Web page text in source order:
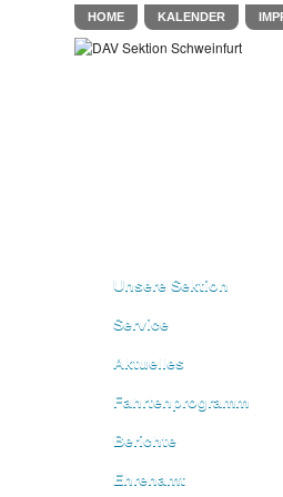
HOME KALENDER
Unsere Sektion
Service
Aktuelles
Fahrtenprogramm
Berichte
Ehrenamt